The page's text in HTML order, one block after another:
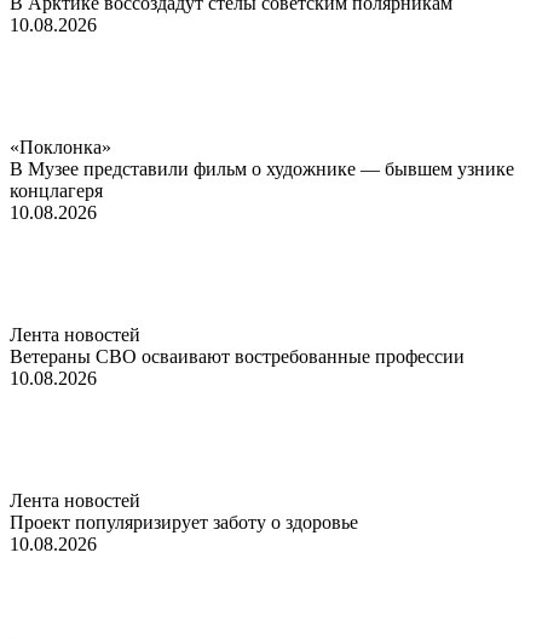
10.08.2026
«Поклонка»
В Музее представили фильм о художнике — бывшем узнике
концлагеря
10.08.2026
Лента новостей
Ветераны СВО осваивают востребованные профессии
10.08.2026
Лента новостей
Проект популяризирует заботу о здоровье
10.08.2026